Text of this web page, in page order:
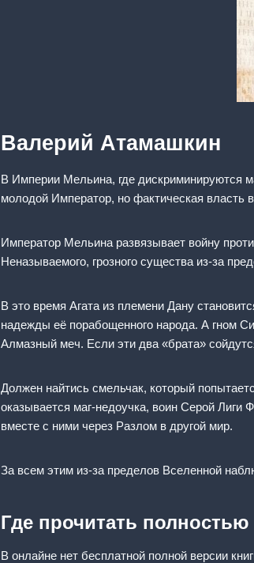
Валерий Атамашкин
В Империи Мельина, где дискриминируются
молодой Император, но фактическая власть
Император Мельина развязывает войну
Неназываемого, грозного существа из-за
В это время Агата из племени Дану
надежды её порабощенного народа. А гном
Алмазный меч. Если эти два «брата»
Должен найтись смельчак, который
оказывается маг-недоучка, воин Серой
вместе с ними через Разлом в другой мир.
За всем этим из-за пределов Вселенной
Где прочитать полностью
В онлайне нет бесплатной полной версии